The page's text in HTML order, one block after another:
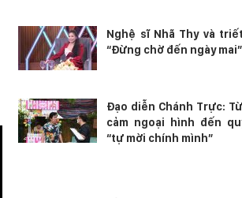
Nghệ sĩ Nhã Thy và
“Đừng chờ đến ngày mai”
Đạo diễn Chánh Trực:
cảm ngoại hình đến
“tự mời chính mình”